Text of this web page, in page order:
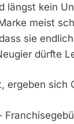
längst kein
meist
sie
dürfte
ergeben sich